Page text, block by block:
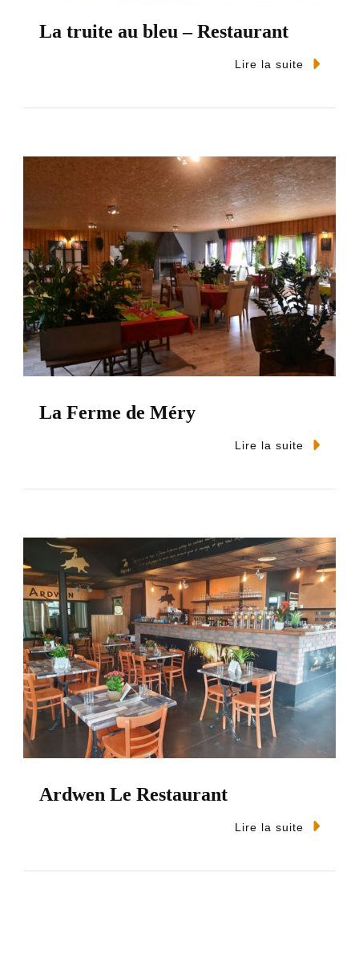
La truite au bleu – Restaurant
Lire la suite
La Ferme de Méry
Lire la suite
Ardwen Le Restaurant
Lire la suite